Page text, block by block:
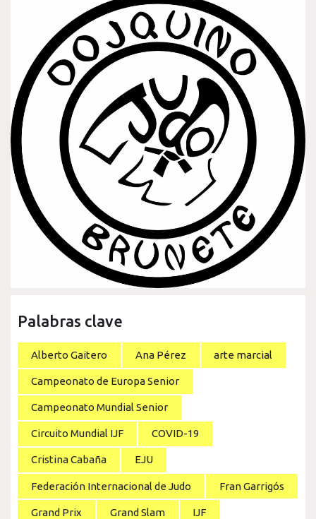
Palabras clave
Alberto Gaitero Ana Pérez arte marcial
Campeonato de Europa Senior
Campeonato Mundial Senior
Circuito Mundial IJF COVID-19
Cristina Cabaña EJU
Federación Internacional de Judo Fran Garrigós
Grand Prix Grand Slam IJF